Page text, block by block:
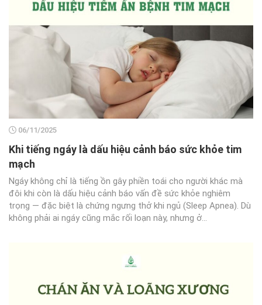
06/11/2025
Khi tiếng ngáy là dấu hiệu cảnh báo sức khỏe tim
mạch
Ngáy không chỉ là tiếng ồn gây phiền toái cho người khác mà
đôi khi còn là dấu hiệu cảnh báo vấn đề sức khỏe nghiêm
trọng — đặc biệt là chứng ngưng thở khi ngủ (Sleep Apnea). Dù
không phải ai ngáy cũng mắc rối loạn này, nhưng ở...